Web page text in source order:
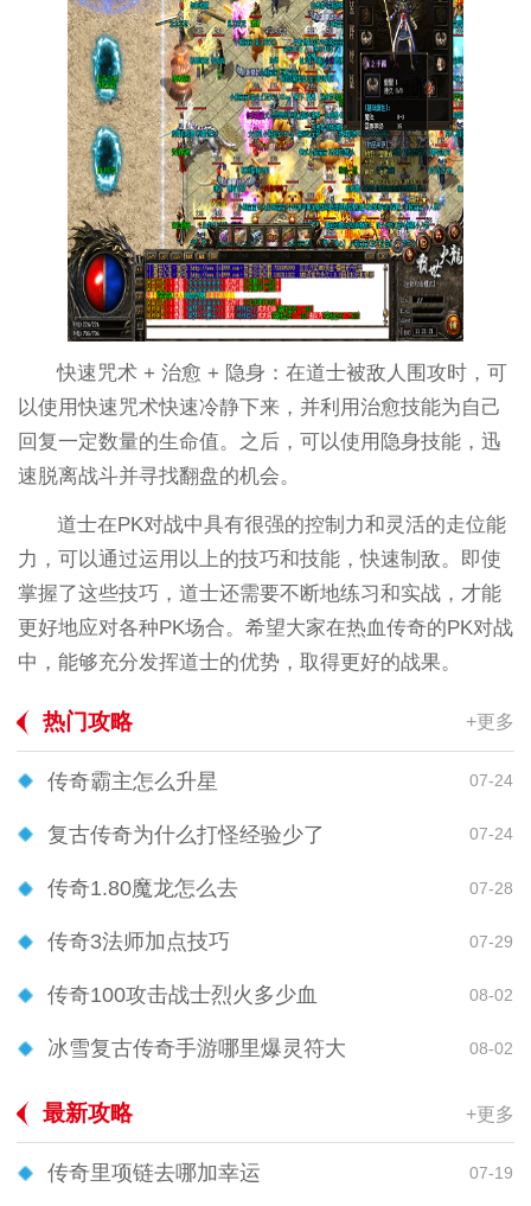
快速咒术 + 治愈 + 隐身：在道士被敌人围攻时，可
以使用快速咒术快速冷静下来，并利用治愈技能为自己
回复一定数量的生命值。之后，可以使用隐身技能，迅
速脱离战斗并寻找翻盘的机会。
道士在PK对战中具有很强的控制力和灵活的走位能
力，可以通过运用以上的技巧和技能，快速制敌。即使
掌握了这些技巧，道士还需要不断地练习和实战，才能
更好地应对各种PK场合。希望大家在热血传奇的PK对战
中，能够充分发挥道士的优势，取得更好的战果。
热门攻略 +更多
传奇霸主怎么升星 07-24
复古传奇为什么打怪经验少了 07-24
传奇1.80魔龙怎么去 07-28
传奇3法师加点技巧 07-29
传奇100攻击战士烈火多少血 08-02
冰雪复古传奇手游哪里爆灵符大 08-02
最新攻略 +更多
传奇里项链去哪加幸运 07-19